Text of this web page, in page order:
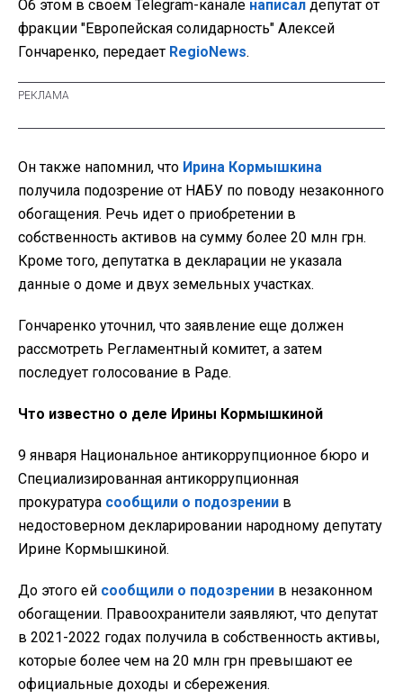
Об этом в своем Telegram-канале написал депутат от
фракции "Европейская солидарность" Алексей
Гончаренко, передает RegioNews.
Он также напомнил, что Ирина Кормышкина
получила подозрение от НАБУ по поводу незаконного
обогащения. Речь идет о приобретении в
собственность активов на сумму более 20 млн грн.
Кроме того, депутатка в декларации не указала
данные о доме и двух земельных участках.
Гончаренко уточнил, что заявление еще должен
рассмотреть Регламентный комитет, а затем
последует голосование в Раде.
Что известно о деле Ирины Кормышкиной
9 января Национальное антикоррупционное бюро и
Специализированная антикоррупционная
прокуратура сообщили о подозрении в
недостоверном декларировании народному депутату
Ирине Кормышкиной.
До этого ей сообщили о подозрении в незаконном
обогащении. Правоохранители заявляют, что депутат
в 2021-2022 годах получила в собственность активы,
которые более чем на 20 млн грн превышают ее
официальные доходы и сбережения.